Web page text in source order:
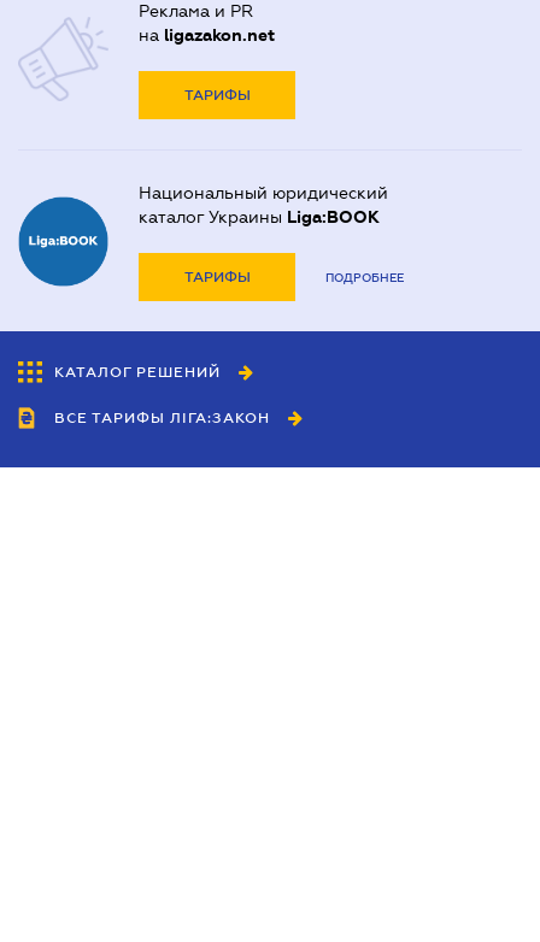
Реклама и PR
на ligazakon.net
ТАРИФЫ
Национальный юридический
каталог Украины Liga:BOOK
ТАРИФЫ ПОДРОБНЕЕ
КАТАЛОГ РЕШЕНИЙ
ВСЕ ТАРИФЫ ЛІГА:ЗАКОН